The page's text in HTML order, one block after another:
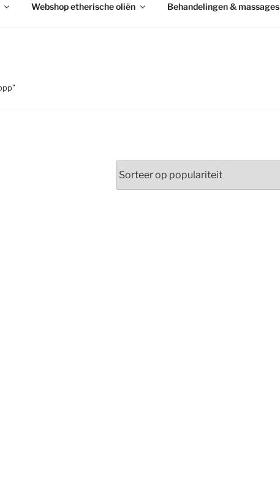
Webshop etherische oliën Behandelingen & massages